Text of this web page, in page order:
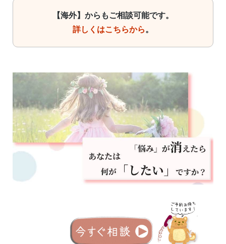
【海外】からもご相談可能です。
詳しくはこちらから。